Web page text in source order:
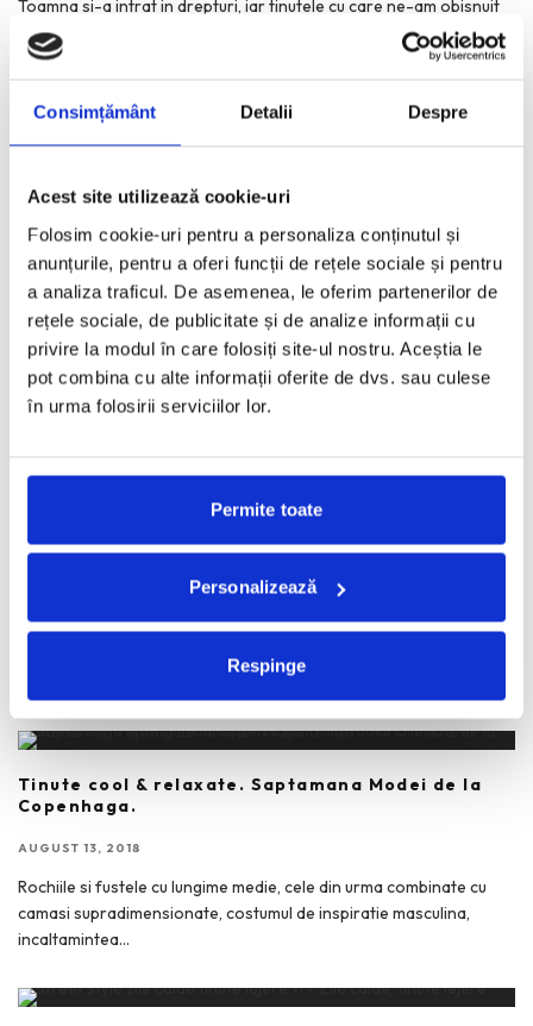
Consimțământ Detalii Despre
Acest site utilizează cookie-uri
Folosim cookie-uri pentru a personaliza conținutul și
anunțurile, pentru a oferi funcții de rețele sociale și pentru
a analiza traficul. De asemenea, le oferim partenerilor de
rețele sociale, de publicitate și de analize informații cu
privire la modul în care folosiți site-ul nostru. Aceștia le
pot combina cu alte informații oferite de dvs. sau culese
în urma folosirii serviciilor lor.
Permite toate
Personalizează
Respinge
Toamna si-a intrat in drepturi, iar tinutele cu care ne-am obisnuit
in ultimele luni nu mai sunt o
pentru eleganta lui, insa inspiratia vestimentara oferita...
Combinatii de piese vestimentare cu efect de
degrade
FEBRUARIE 5, 2019
impresia ca tot ea este cea care...
Moda strazii. 25 de tinute de la NYFW.
SEPTEMBRIE 20, 2018
„These streets will make you feel brand new Big lights will inspire
Tinute cool & relaxate. Saptamana Modei de la
Copenhaga.
AUGUST 13, 2018
Rochiile si fustele cu lungime medie, cele din urma combinate cu
camasi supradimensionate, costumul de inspiratie masculina,
incaltamintea...